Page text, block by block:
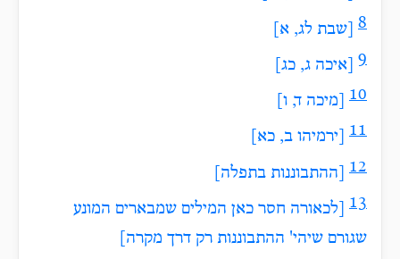
8
[שבת לג, א]
9
[איכה ג, כג]
10
[מיכה ד, ו]
11
[ירמיהו ב, כא]
12
[ההתבוננות בתפלה]
13
[לכאורה חסר כאן המילים שמבארים המונע
שגורם שיהי' ההתבוננות רק דרך מקרה]